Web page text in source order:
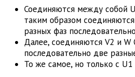
Соединяются между собой
таким образом
разных фаз
Далее, соединяются V2 и
последовательно две
То же самое, но только с U1